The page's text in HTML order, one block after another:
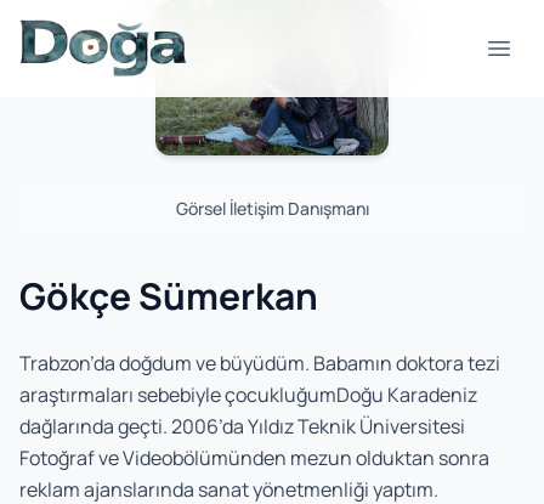
Skip to content
Görsel İletişim Danışmanı
Gökçe Sümerkan
Trabzon’da doğdum ve büyüdüm. Babamın doktora tezi
araştırmaları sebebiyle çocukluğumDoğu Karadeniz
dağlarında geçti. 2006’da Yıldız Teknik Üniversitesi
Fotoğraf ve Videobölümünden mezun olduktan sonra
reklam ajanslarında sanat yönetmenliği yaptım.